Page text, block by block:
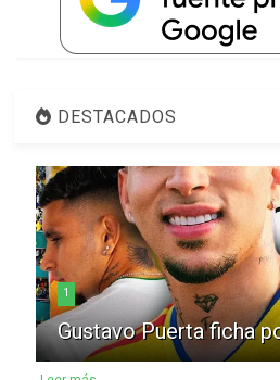
DESTACADOS
1
Gustavo Puerta ficha